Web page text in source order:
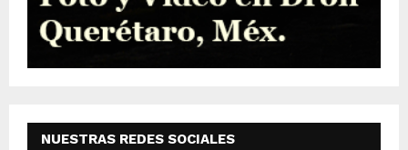
NUESTRAS REDES SOCIALES